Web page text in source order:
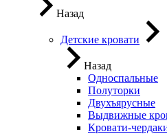
Назад
Детские кровати
Назад
Односпальные
Полуторки
Двухъярусные
Выдвижные
Кровати-